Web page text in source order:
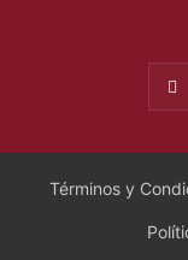
Términos y